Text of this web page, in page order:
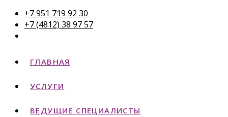
+7 951 719 92 30
+7 (4812) 38 97 57
ГЛАВНАЯ
УСЛУГИ
ВЕДУЩИЕ СПЕЦИАЛИСТЫ